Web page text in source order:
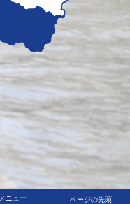
メニュー ページの先頭